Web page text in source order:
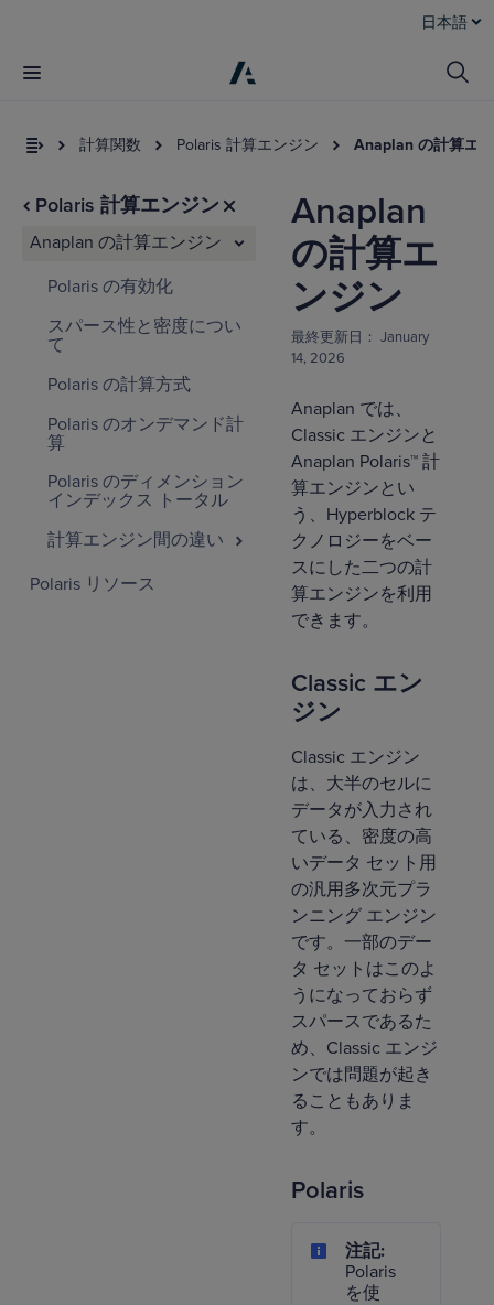
日本語
計算関数 Polaris 計算エンジン Anaplan の計算エ
Polaris 計算エンジン
Anaplan の計算エンジン
Polaris の有効化
スパース性と密度につい
て
Polaris の計算方式
Polaris のオンデマンド計
算
Polaris のディメンション
インデックス トータル
計算エンジン間の違い
Polaris リソース
Anaplan
の計算エ
ンジン
最終更新日： January
14, 2026
Anaplan では、
Classic エンジンと
Anaplan Polaris™ 計
算エンジンとい
う、Hyperblock テ
クノロジーをベー
スにした二つの計
算エンジンを利用
できます。
Classic エン
ジン
Classic エンジン
は、大半のセルに
データが入力され
ている、密度の高
いデータ セット用
の汎用多次元プラ
ンニング エンジン
です。一部のデー
タ セットはこのよ
うになっておらず
スパースであるた
め、Classic エンジ
ンでは問題が起き
ることもありま
す。
Polaris
注記:
Polaris
を使